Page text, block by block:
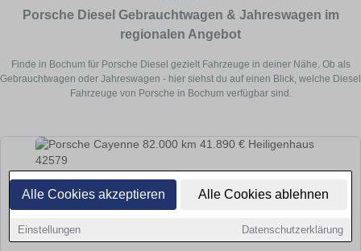
Alle Cookies akzeptieren Alle Cookies ablehnen
Einstellungen Datenschutzerklärung
Porsche Diesel Gebrauchtwagen & Jahreswagen im
regionalen Angebot
Finde in Bochum für Porsche Diesel gezielt Fahrzeuge in deiner Nähe. Ob als
Gebrauchtwagen oder Jahreswagen - hier siehst du auf einen Blick, welche Diesel
Fahrzeuge von Porsche in Bochum verfügbar sind.